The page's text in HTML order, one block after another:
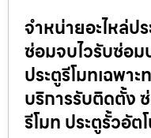
จำหน่ายอะไหล่ป
ซ่อมจบไวรับซ่อม
ประตูรีโมทเฉพา
บริการรับติดตั้ง
รีโมท ประตูรั้วอั